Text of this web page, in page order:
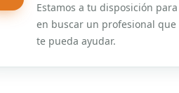
Estamos a tu disposición
en buscar un profesional
te pueda ayudar.